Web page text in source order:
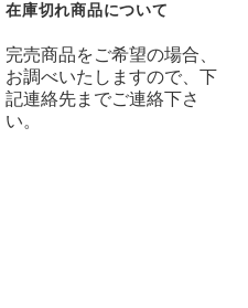
在庫切れ商品について
完売商品をご希望の場合、
お調べいたしますので、下
記連絡先までご連絡下さ
い。